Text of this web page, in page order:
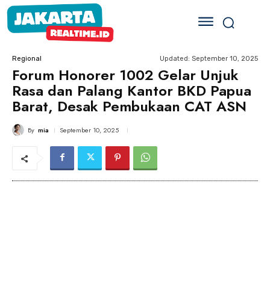
Regional Updated: September 10, 2025
Forum Honorer 1002 Gelar Unjuk
Rasa dan Palang Kantor BKD Papua
Barat, Desak Pembukaan CAT ASN
By mia September 10, 2025